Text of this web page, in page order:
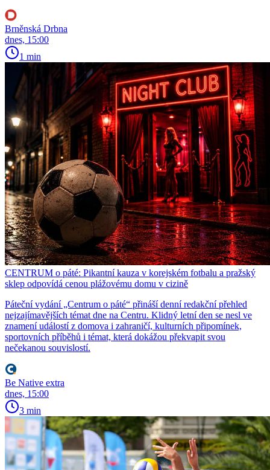
Brněnská Drbna
dnes, 15:00
1 min
CENTRUM o páté: Pikantní kauza v korejském fotbalu a pražský
sklep odpovídá cenou plážovému domu v cizině
Páteční vydání „Centrum o páté“ přináší denní redakční přehled
nejzajímavějších témat dne na Centru. Klidný letní den se nesl ve
znamení událostí z domova i zahraničí, kulturních připomínek,
sportovních příběhů i témat, která dokážou překvapit svou
nečekanou souvislostí.
Be Native extra
dnes, 15:00
3 min